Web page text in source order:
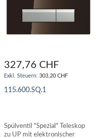
327,76 CHF
303,20 CHF
115.600.SQ.1
Spülventil "Spezial" Teleskop
zu UP mit elektronischer